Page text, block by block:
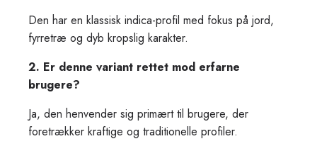
Den har en klassisk indica-profil med fokus på jord,
fyrretræ og dyb kropslig karakter.
2. Er denne variant rettet mod erfarne
brugere?
Ja, den henvender sig primært til brugere, der
foretrækker kraftige og traditionelle profiler.